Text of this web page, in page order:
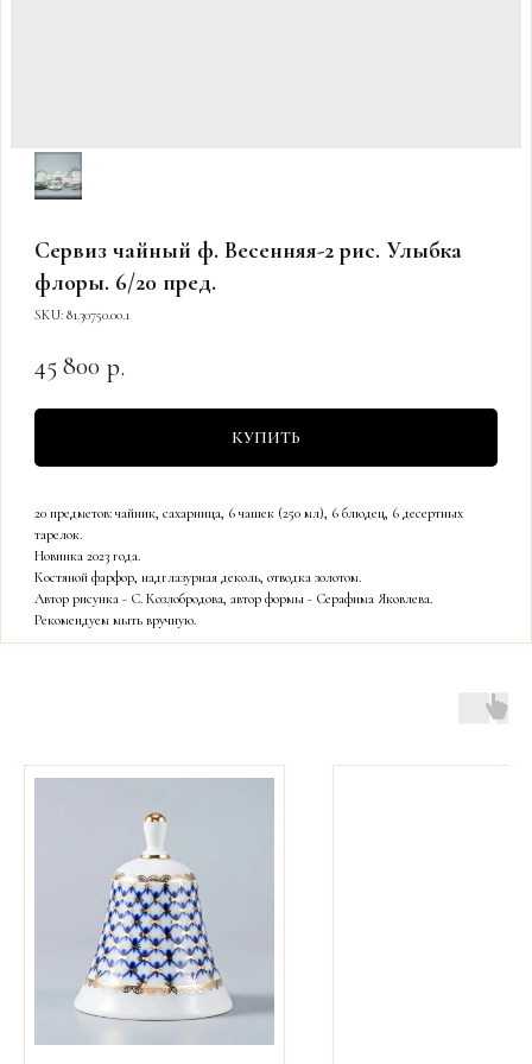
Сервиз чайный ф. Весенняя-2 рис. Улыбка
флоры. 6/20 пред.
SKU: 81.30750.00.1
45 800 р.
КУПИТЬ
20 предметов: чайник, сахарница, 6 чашек (250 мл), 6 блюдец, 6 десертных
тарелок.
Новинка 2023 года.
Костяной фарфор, надглазурная деколь, отводка золотом.
Автор рисунка - С. Козлобродова, автор формы - Серафима Яковлева.
Рекомендуем мыть вручную.